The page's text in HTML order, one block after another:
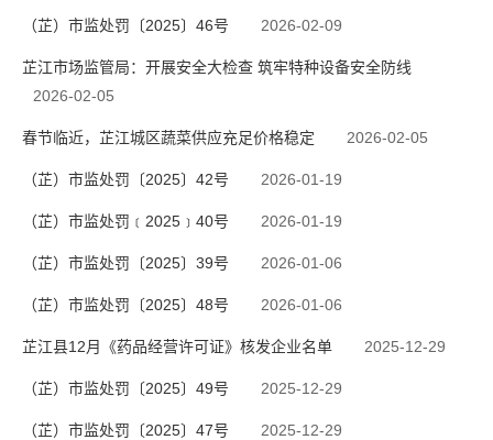
（芷）市监处罚〔2025〕46号 2026-02-09
芷江市场监管局：开展安全大检查 筑牢特种设备安全防线
2026-02-05
春节临近，芷江城区蔬菜供应充足价格稳定 2026-02-05
（芷）市监处罚〔2025〕42号 2026-01-19
（芷）市监处罚﹝2025﹞40号 2026-01-19
（芷）市监处罚〔2025〕39号 2026-01-06
（芷）市监处罚〔2025〕48号 2026-01-06
芷江县12月《药品经营许可证》核发企业名单 2025-12-29
（芷）市监处罚〔2025〕49号 2025-12-29
（芷）市监处罚〔2025〕47号 2025-12-29